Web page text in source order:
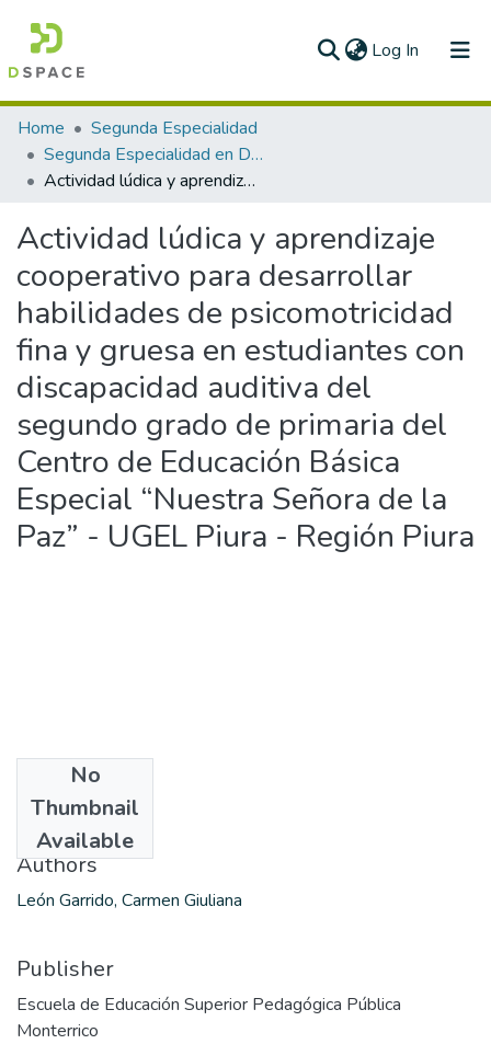
Log In (current)
Communities & Collections
All of DSpace
Home
Segunda Especialidad
Segunda Especialidad en Diversidad e Inclusión educativa de estudiantes con discapacidad
Actividad lúdica y aprendizaje cooperativo para desarrollar habilidades de psicomotricidad fina y gruesa en estudiantes con discapacidad auditiva del segundo grado de primaria del Centro de Educación Básica Especial “Nuestra Señora de la Paz” - UGEL Piura - Región Piura
Actividad lúdica y aprendizaje
cooperativo para desarrollar
habilidades de psicomotricidad
fina y gruesa en estudiantes con
discapacidad auditiva del
segundo grado de primaria del
Centro de Educación Básica
Especial “Nuestra Señora de la
Paz” - UGEL Piura - Región Piura
No
Thumbnail
Available
2018
Authors
León Garrido, Carmen Giuliana
Publisher
Escuela de Educación Superior Pedagógica Pública
Monterrico